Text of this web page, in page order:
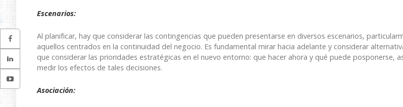
Escenarios:
Al planificar, hay que considerar las contingencias que pueden presentarse en diversos escenarios,
aquellos centrados en la continuidad del negocio. Es fundamental mirar hacia adelante y considerar
que considerar las prioridades estratégicas en el nuevo entorno: que hacer ahora y qué puede posponerse,
medir los efectos de tales decisiones.
Asociación: